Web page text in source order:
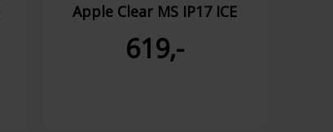
Apple Clear MS IP17 ICE
619,-